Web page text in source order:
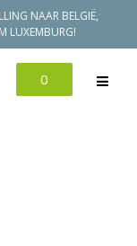
NAAR BELGIË,
LUXEMBURG!
0